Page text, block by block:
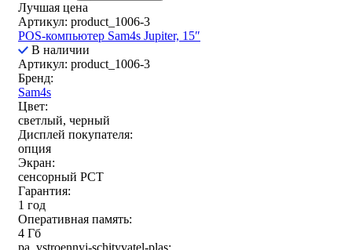
Лучшая цена
Артикул: product_1006-3
POS-компьютер Sam4s Jupiter, 15″
В наличии
Артикул: product_1006-3
Бренд:
Sam4s
Цвет:
светлый, черный
Дисплей покупателя:
опция
Экран:
сенсорный РСТ
Гарантия:
1 год
Оперативная память:
4 Гб